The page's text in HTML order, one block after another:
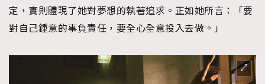
定，實則體現了她對夢想的執著追求。正如她所言：「要
對自己鍾意的事負責任，要全心全意投入去做。」